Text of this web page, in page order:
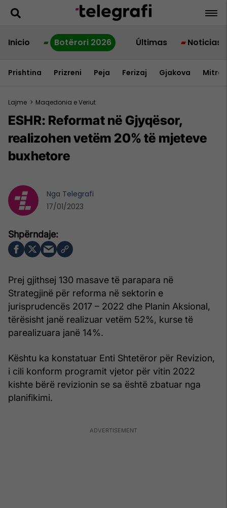
Inicio Botërori 2026 Últimas Noticias
Prishtina Prizreni Peja Ferizaj Gjakova
Lajme > Maqedonia e Veriut
ESHR: Reformat në Gjyqësor,
realizohen vetëm 20% të mjeteve
buxhetore
Prej gjithsej 130 masave të parapara në
Strategjinë për reforma në sektorin e
jurisprudencës 2017 – 2022 dhe Planin Aksional,
tërësisht janë realizuar vetëm 52%, kurse të
parealizuara janë 14%.
Kështu ka konstatuar Enti Shtetëror për Revizion,
i cili konform programit vjetor për vitin 2022
kishte bërë revizionin se sa është zbatuar nga
planifikimi.
Nga Telegrafi
17/01/2023